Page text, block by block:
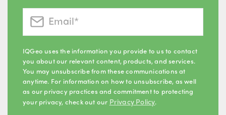
IQGeo uses the information you provide to us to contact
you about our relevant content, products, and services.
You may unsubscribe from these communications at
anytime. For information on how to unsubscribe, as well
as our privacy practices and commitment to protecting
your privacy, check out our Privacy Policy.